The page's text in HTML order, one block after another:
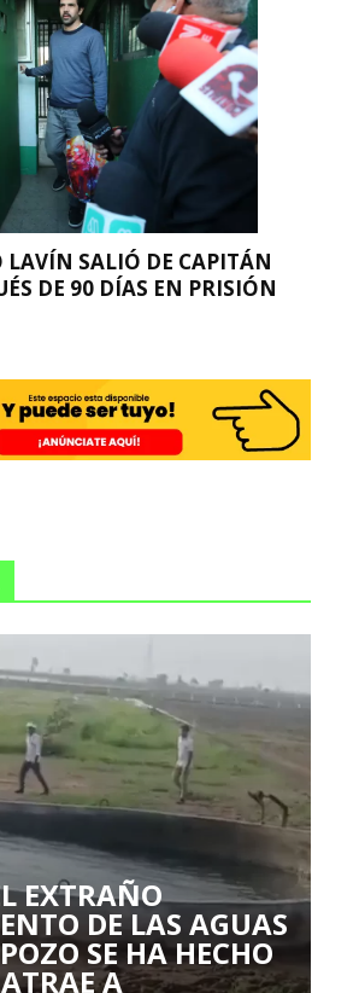
LAVÍN SALIÓ DE CAPITÁN
DE 90 DÍAS EN PRISIÓN
EXTRAÑO
DE LAS AGUAS
SE HA HECHO
A